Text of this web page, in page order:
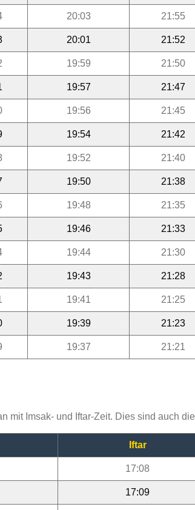
20:03 21:55
20:01 21:52
19:59 21:50
19:57 21:47
19:56 21:45
19:54 21:42
19:52 21:40
19:50 21:38
19:48 21:35
19:46 21:33
19:44 21:30
19:43 21:28
19:41 21:25
19:39 21:23
19:37 21:21
mit Imsak- und Iftar-Zeit. Dies sind auch die
Iftar
17:08
17:09